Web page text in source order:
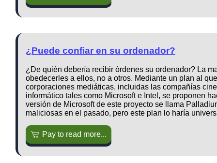
¿Puede confiar en su ordenador?
¿De quién debería recibir órdenes su ordenador? La
obedecerles a ellos, no a otros. Mediante un plan al
corporaciones mediáticas, incluidas las compañías
informático tales como Microsoft e Intel, se proponen
versión de Microsoft de este proyecto se llama
maliciosas en el pasado, pero este plan lo haría
Pay to read more...